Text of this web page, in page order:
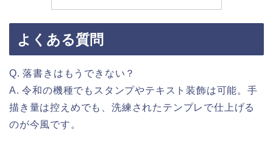
よくある質問
Q. 落書きはもうできない？
A. 令和の機種でもスタンプやテキスト装飾は可能。手
描き量は控えめでも、洗練されたテンプレで仕上げる
のが今風です。